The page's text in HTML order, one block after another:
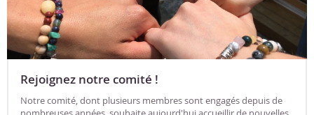
Rejoignez notre comité !
Notre comité, dont plusieurs membres sont engagés depuis de